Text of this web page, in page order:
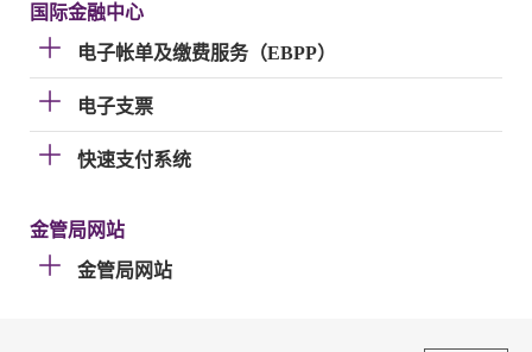
国际金融中心
电子帐单及缴费服务（EBPP）
电子支票
快速支付系统
金管局网站
金管局网站